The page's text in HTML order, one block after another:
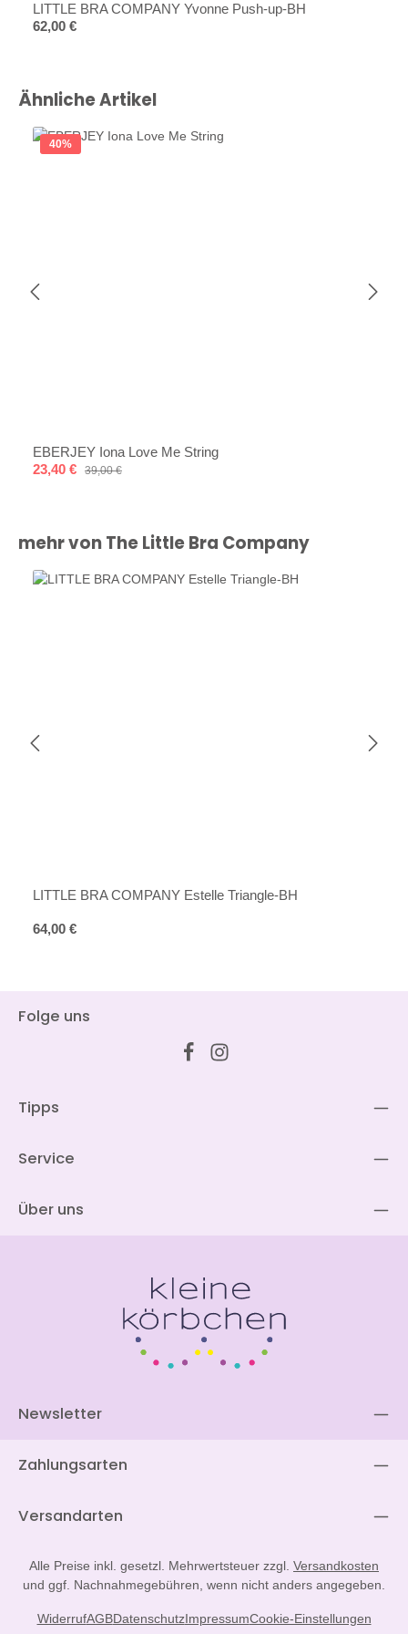
LITTLE BRA COMPANY Yvonne Push-up-BH
Regulärer Preis:
62,00 €
Produktgalerie überspringen
Ähnliche Artikel
40%
EBERJEY Iona Love Me String
Verkaufspreis:
23,40 € Regulärer Preis:
39,00 €
Produktgalerie überspringen
mehr von The Little Bra Company
LITTLE BRA COMPANY Estelle Triangle-BH
Regulärer Preis:
64,00 €
Folge uns
Tipps
Service
Über uns
Newsletter
Zahlungsarten
Versandarten
Alle Preise inkl. gesetzl. Mehrwertsteuer zzgl. Versandkosten
und ggf. Nachnahmegebühren, wenn nicht anders angegeben.
WiderrufAGBDatenschutzImpressumCookie-Einstellungen